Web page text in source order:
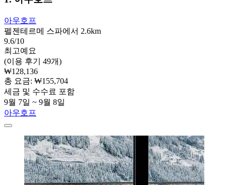
아우호프
펠젠테르메 스파에서 2.6km
9.6/10
최고예요
(이용 후기 49개)
₩128,136
총 요금: ₩155,704
세금 및 수수료 포함
9월 7일 ~ 9월 8일
아우호프